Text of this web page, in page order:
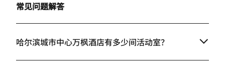
常见问题解答
哈尔滨城市中心万枫酒店有多少间活动室？